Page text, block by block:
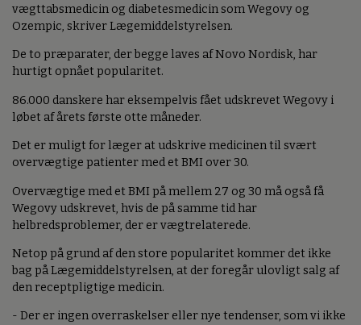
vægttabsmedicin og diabetesmedicin som Wegovy og
Ozempic, skriver Lægemiddelstyrelsen.
De to præparater, der begge laves af Novo Nordisk, har
hurtigt opnået popularitet.
86.000 danskere har eksempelvis fået udskrevet Wegovy i
løbet af årets første otte måneder.
Det er muligt for læger at udskrive medicinen til svært
overvægtige patienter med et BMI over 30.
Overvægtige med et BMI på mellem 27 og 30 må også få
Wegovy udskrevet, hvis de på samme tid har
helbredsproblemer, der er vægtrelaterede.
Netop på grund af den store popularitet kommer det ikke
bag på Lægemiddelstyrelsen, at der foregår ulovligt salg af
den receptpligtige medicin.
- Der er ingen overraskelser eller nye tendenser, som vi ikke